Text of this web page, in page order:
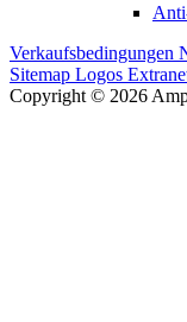
Verkaufsbedingungen
Sitemap Logos
Copyright © 2026